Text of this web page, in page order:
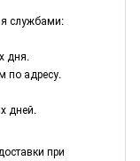
службами:
дня.
по адресу.
дней.
при